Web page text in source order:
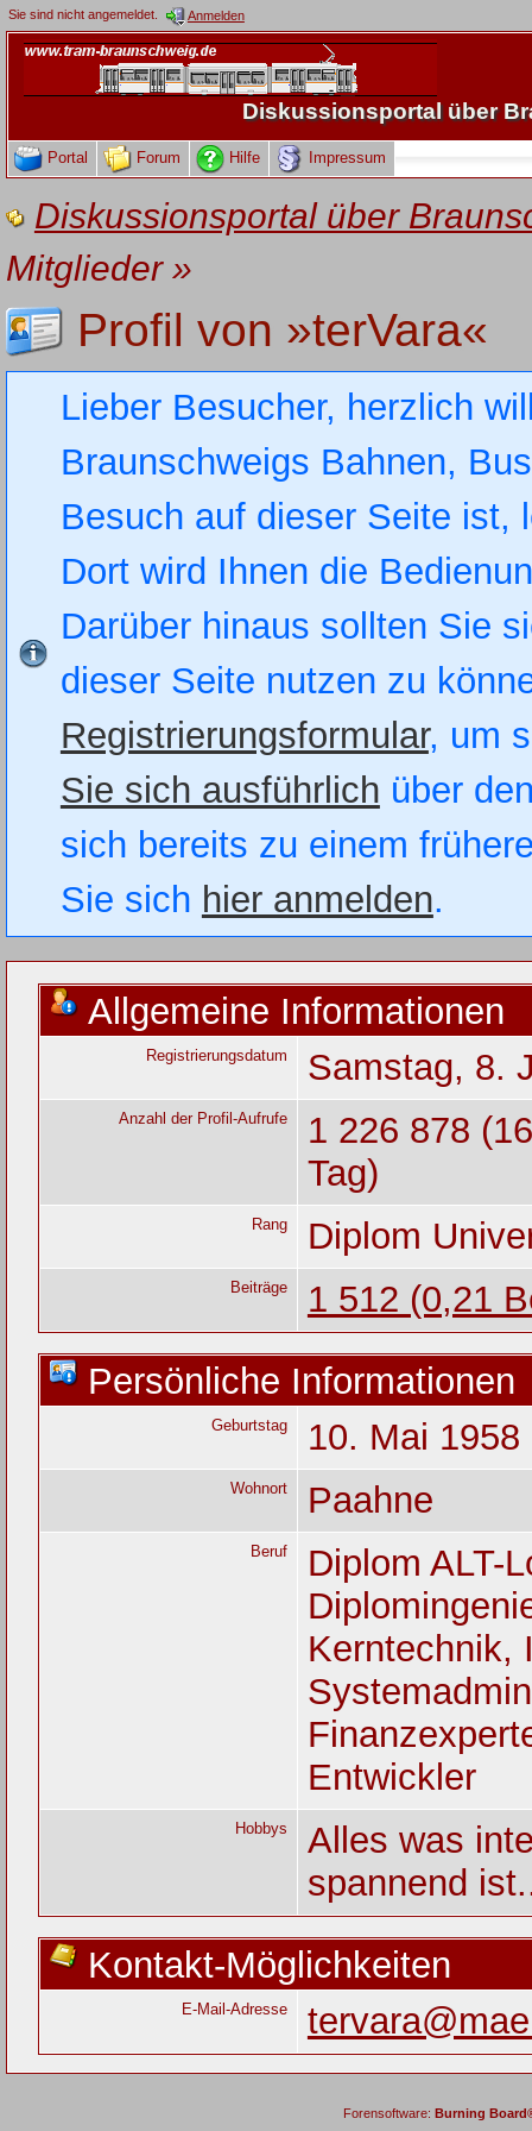
Sie sind nicht angemeldet. Anmelden
Diskussionsportal über
Portal Forum Hilfe Impressum
Diskussionsportal über
Mitglieder»
Profil von »terVara«
Lieber Besucher, herzlich
Braunschweigs Bahnen,
Besuch auf dieser Seite
Dort wird Ihnen die
Darüber hinaus sollten Sie
dieser Seite nutzen zu
Registrierungsformular, um
Sie sich ausführlich über
sich bereits zu einem
Sie sich hier anmelden.
Allgemeine Informationen
Registrierungsdatum Samstag, 8.
Anzahl der Profil-Aufrufe
1 226 878
Tag)
Rang Diplom
Beiträge
1 512 (0,21
Persönliche Informationen
Geburtstag 10. Mai 1958
Wohnort Paahne
Beruf
Diplom ALT-
Kerntechnik,
Entwickler
Hobbys
Alles was
spannend
Kontakt-Möglichkeiten
E-Mail-Adresse
Forensoftware: Burning